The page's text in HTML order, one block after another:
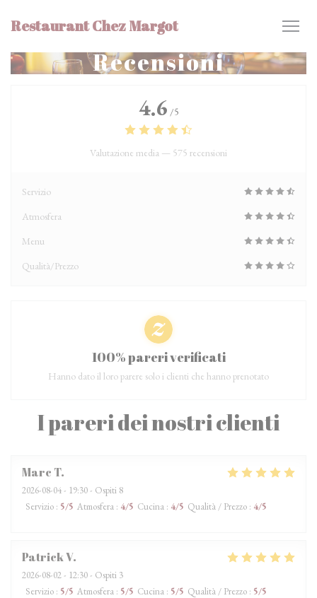
Restaurant Chez Margot
Recensioni
I pareri dei nostri clienti
Marc T
2026-08-04 - 19:30 - Ospiti 8
Servizio : 5/5 Atmosfera : 4/5 Cucina : 4/5 Qualità / Prezzo : 4/5
PatrickV
2026-08-02 - 12:30 - Ospiti 3
Servizio : 5/5 Atmosfera : 5/5 Cucina : 5/5 Qualità / Prezzo : 5/5
4.6 /5
Valutazione media — 575 recensioni
Servizio
Atmosfera
Menu
Qualità/Prezzo
100% pareri verificati
Hanno dato il loro parere solo i clienti che hanno prenotato